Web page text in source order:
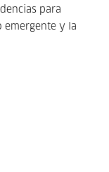
para
emergente y la